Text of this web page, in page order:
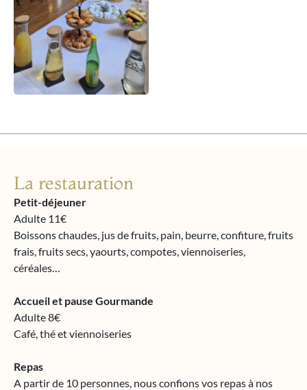
La restauration
Petit-déjeuner
Adulte 11€
Boissons chaudes, jus de fruits, pain, beurre, confiture, fruits
frais, fruits secs, yaourts, compotes, viennoiseries,
céréales…
Accueil et pause Gourmande
Adulte 8€
Café, thé et viennoiseries
Repas
A partir de 10 personnes, nous confions vos repas à nos